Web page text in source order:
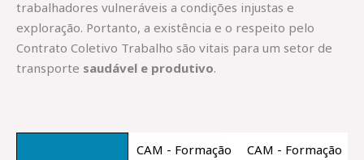
trabalhadores vulneráveis a condições injustas e
exploração. Portanto, a existência e o respeito pelo
Contrato Coletivo Trabalho são vitais para um setor de
transporte saudável e produtivo.
CAM - Formação
CAM - Formação